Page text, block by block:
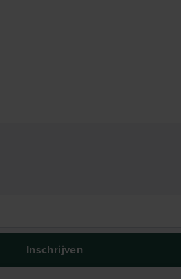
Inschrijven